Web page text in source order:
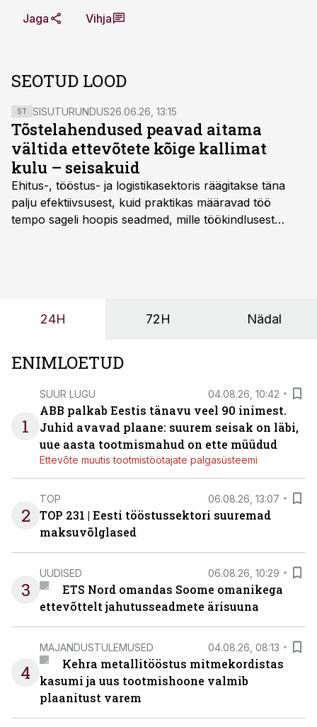
Jaga Vihja
SEOTUD LOOD
ST SISUTURUNDUS26.06.26, 13:15
Tõstelahendused peavad aitama
vältida ettevõtete kõige kallimat
kulu – seisakuid
Ehitus-, tööstus- ja logistikasektoris räägitakse täna
palju efektiivsusest, kuid praktikas määravad töö
tempo sageli hoopis seadmed, mille töökindlusest
24H 72H Nädal
ENIMLOETUD
1
SUUR LUGU 04.08.26, 10:42
ABB palkab Eestis tänavu veel 90 inimest.
Juhid avavad plaane: suurem seisak on läbi,
uue aasta tootmismahud on ette müüdud
Ettevõte muutis tootmistöötajate palgasüsteemi
2
TOP 06.08.26, 13:07
TOP 231 | Eesti tööstussektori suuremad
maksuvõlglased
3
UUDISED 06.08.26, 10:29
ETS Nord omandas Soome omanikega
ettevõttelt jahutusseadmete ärisuuna
4
MAJANDUSTULEMUSED 04.08.26, 08:13
Kehra metallitööstus mitmekordistas
kasumi ja uus tootmishoone valmib
plaanitust varem